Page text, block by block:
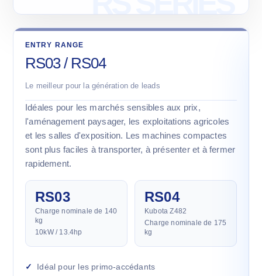
ENTRY RANGE
RS03 / RS04
Le meilleur pour la génération de leads
Idéales pour les marchés sensibles aux prix,
l'aménagement paysager, les exploitations agricoles
et les salles d'exposition. Les machines compactes
sont plus faciles à transporter, à présenter et à fermer
rapidement.
RS03
Charge nominale de 140
kg
10kW / 13.4hp
RS04
Kubota Z482
Charge nominale de 175
kg
Idéal pour les primo-accédants